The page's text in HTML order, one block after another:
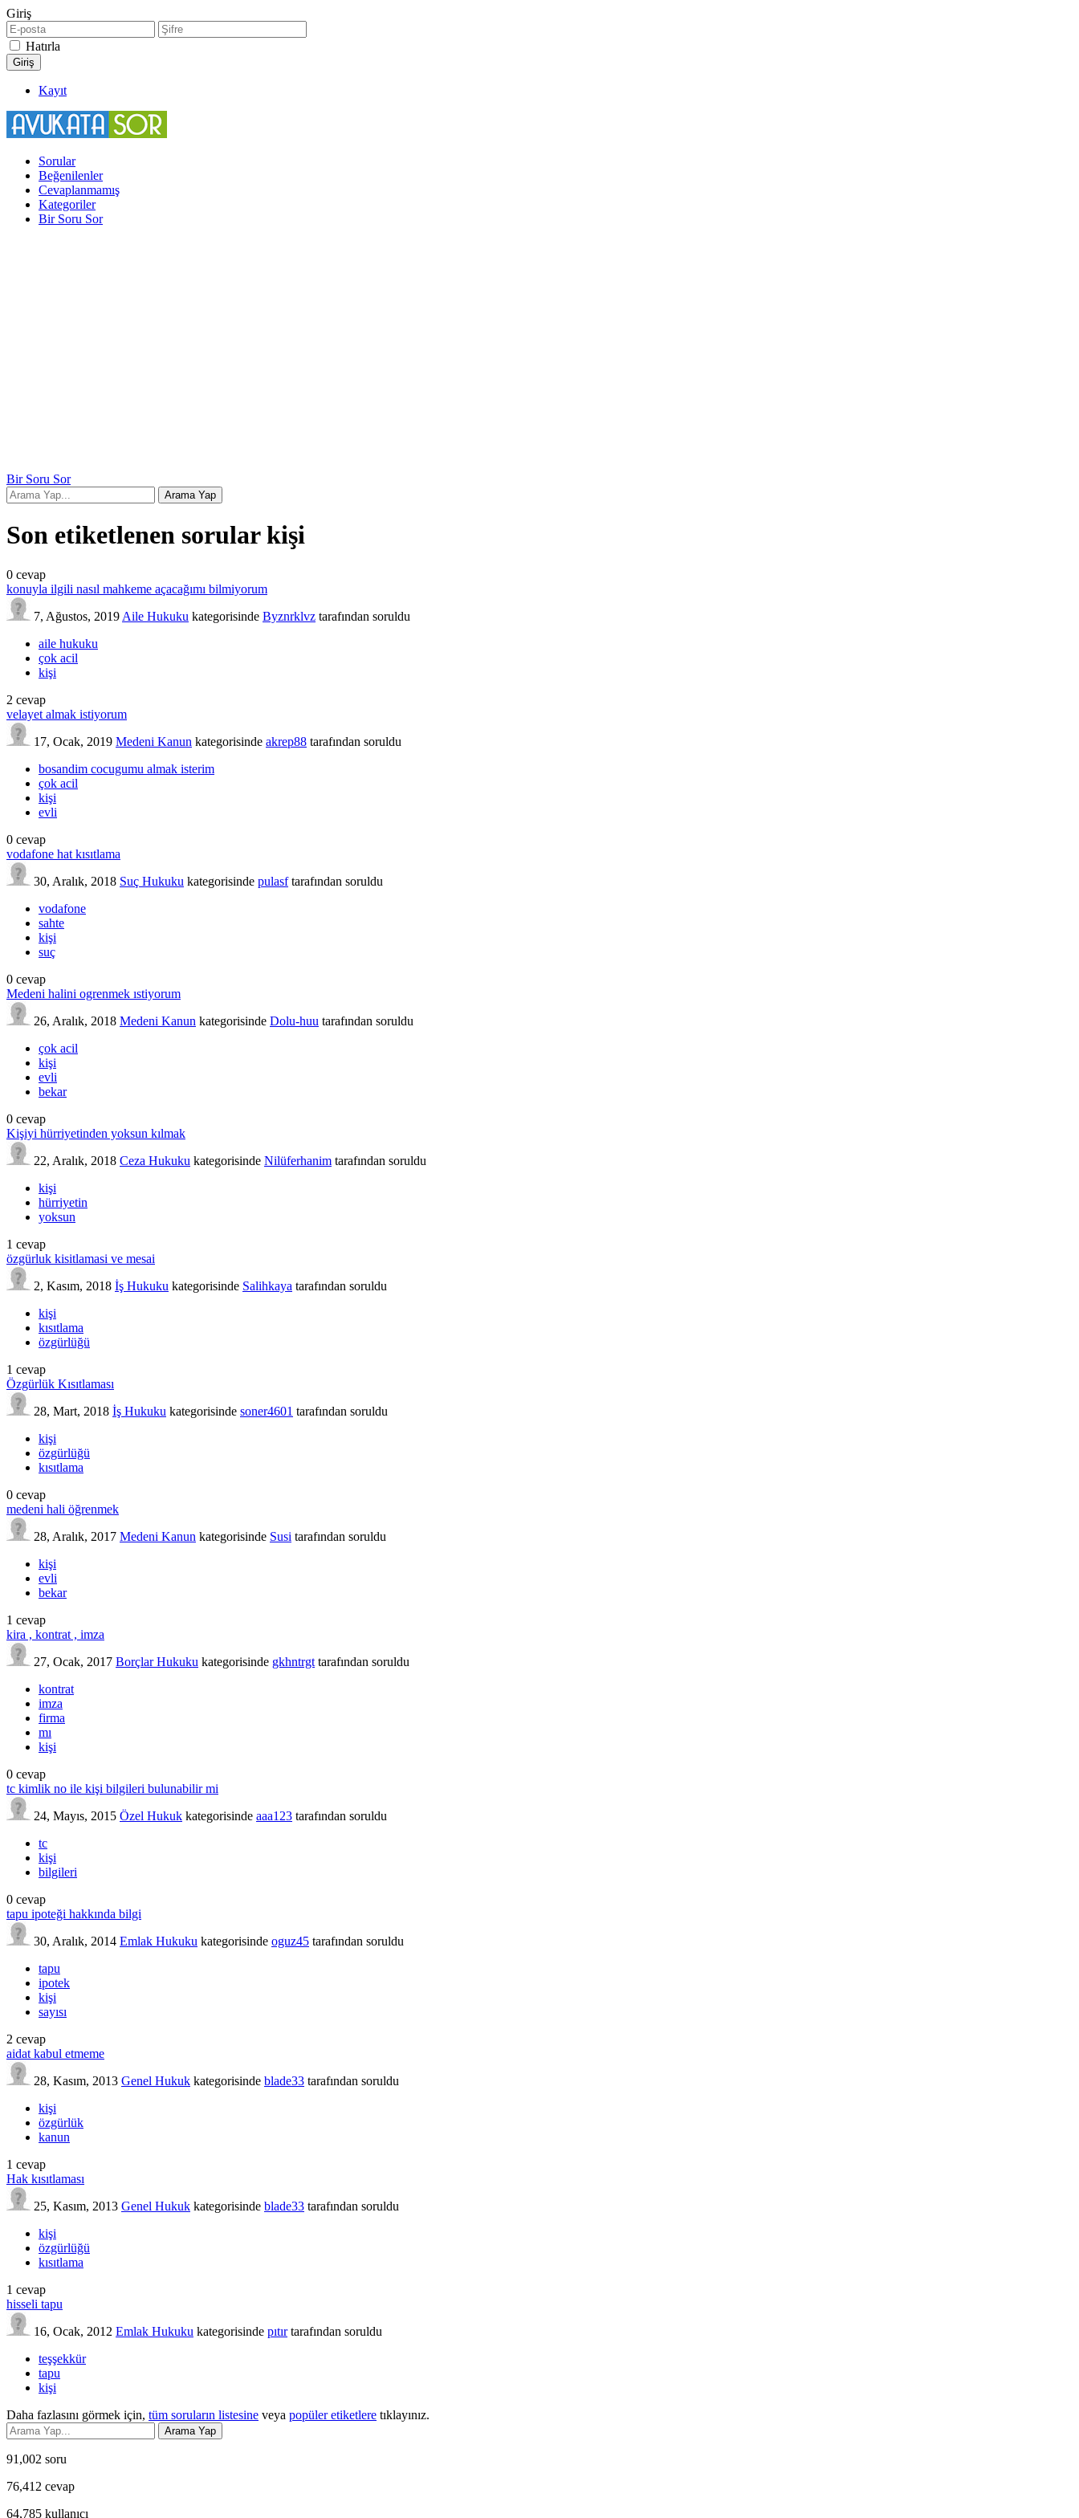
Giriş
Hatırla
Kayıt
Sorular
Beğenilenler
Cevaplanmamış
Kategoriler
Bir Soru Sor
Bir Soru Sor
Son etiketlenen sorular kişi
0 cevap
konuyla ilgili nasıl mahkeme açacağımı bilmiyorum
7, Ağustos, 2019 Aile Hukuku kategorisinde Byznrklvz tarafından soruldu
aile hukuku
çok acil
kişi
2 cevap
velayet almak istiyorum
17, Ocak, 2019 Medeni Kanun kategorisinde akrep88 tarafından soruldu
bosandim cocugumu almak isterim
çok acil
kişi
evli
0 cevap
vodafone hat kısıtlama
30, Aralık, 2018 Suç Hukuku kategorisinde pulasf tarafından soruldu
vodafone
sahte
kişi
suç
0 cevap
Medeni halini ogrenmek ıstiyorum
26, Aralık, 2018 Medeni Kanun kategorisinde Dolu-huu tarafından soruldu
çok acil
kişi
evli
bekar
0 cevap
Kişiyi hürriyetinden yoksun kılmak
22, Aralık, 2018 Ceza Hukuku kategorisinde Nilüferhanim tarafından soruldu
kişi
hürriyetin
yoksun
1 cevap
özgürluk kisitlamasi ve mesai
2, Kasım, 2018 İş Hukuku kategorisinde Salihkaya tarafından soruldu
kişi
kısıtlama
özgürlüğü
1 cevap
Özgürlük Kısıtlaması
28, Mart, 2018 İş Hukuku kategorisinde soner4601 tarafından soruldu
kişi
özgürlüğü
kısıtlama
0 cevap
medeni hali öğrenmek
28, Aralık, 2017 Medeni Kanun kategorisinde Susi tarafından soruldu
kişi
evli
bekar
1 cevap
kira , kontrat , imza
27, Ocak, 2017 Borçlar Hukuku kategorisinde gkhntrgt tarafından soruldu
kontrat
imza
firma
mı
kişi
0 cevap
tc kimlik no ile kişi bilgileri bulunabilir mi
24, Mayıs, 2015 Özel Hukuk kategorisinde aaa123 tarafından soruldu
tc
kişi
bilgileri
0 cevap
tapu ipoteği hakkında bilgi
30, Aralık, 2014 Emlak Hukuku kategorisinde oguz45 tarafından soruldu
tapu
ipotek
kişi
sayısı
2 cevap
aidat kabul etmeme
28, Kasım, 2013 Genel Hukuk kategorisinde blade33 tarafından soruldu
kişi
özgürlük
kanun
1 cevap
Hak kısıtlaması
25, Kasım, 2013 Genel Hukuk kategorisinde blade33 tarafından soruldu
kişi
özgürlüğü
kısıtlama
1 cevap
hisseli tapu
16, Ocak, 2012 Emlak Hukuku kategorisinde pıtır tarafından soruldu
teşşekkür
tapu
kişi
Daha fazlasını görmek için, tüm soruların listesine veya popüler etiketlere tıklayınız.
91,002 soru
76,412 cevap
64,785 kullanıcı